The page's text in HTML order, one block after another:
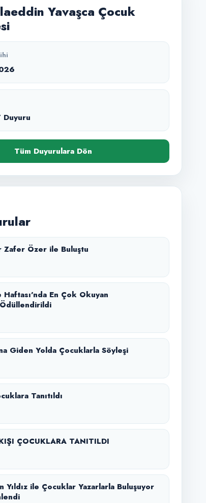
Yavaşca Çocuk
Tüm Duyurulara Dön
Zafer Özer ile Buluştu
En Çok Okuyan
Giden Yolda Çocuklarla Söyleşi
Tanıtıldı
ÇOCUKLARA TANITILDI
Yıldız ile Çocuklar Yazarlarla Buluşuyor